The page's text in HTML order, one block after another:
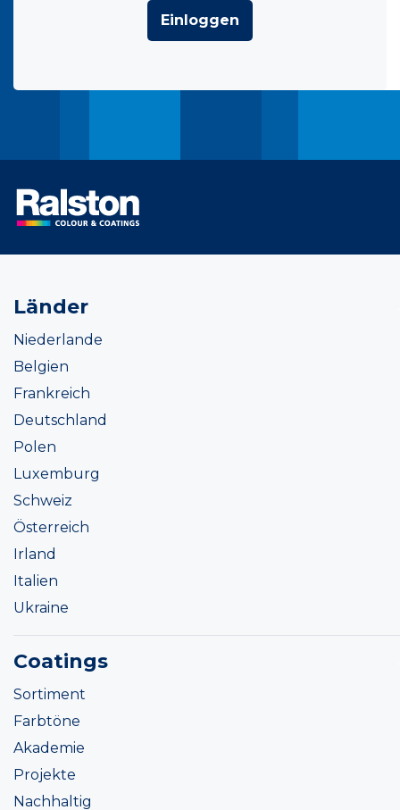
Einloggen
Länder
Niederlande
Belgien
Frankreich
Deutschland
Polen
Luxemburg
Schweiz
Österreich
Irland
Italien
Ukraine
Coatings
Sortiment
Farbtöne
Akademie
Projekte
Nachhaltig